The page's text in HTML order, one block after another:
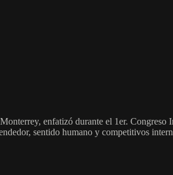
enfatizó durante el 1er.
sentido humano y competitivos